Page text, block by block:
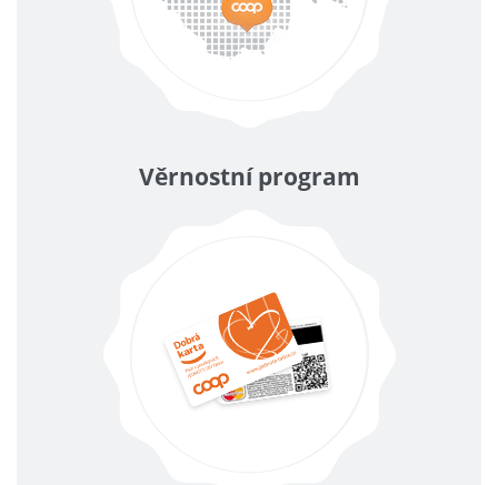
Věrnostní program